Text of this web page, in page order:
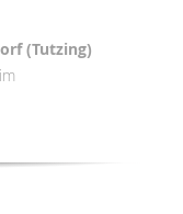
(Tutzing)